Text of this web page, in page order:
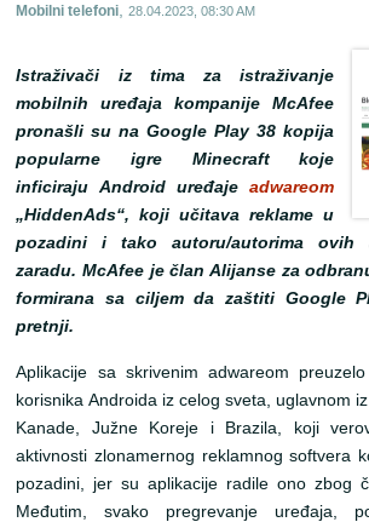
Mobilni telefoni,28.04.2023, 08:30 AM
Istraživači iz tima za istraživanje
mobilnih uređaja kompanije McAfee
pronašli su na Google Play 38 kopija
popularne igre Minecraft koje
inficiraju Android uređaje
adwareom
„HiddenAds“, koji učitava reklame u
pozadini i tako autoru/autorima ovih
zaradu. McAfee je član Alijanse za
formirana sa ciljem da zaštiti Google
pretnji.
Aplikacije sa skrivenim adwareom
korisnika Androida iz celog sveta, uglavnom
Kanade, Južne Koreje i Brazila, koji
aktivnosti zlonamernog reklamnog softvera
pozadini, jer su aplikacije radile ono zbog
Međutim, svako pregrevanje uređaja,